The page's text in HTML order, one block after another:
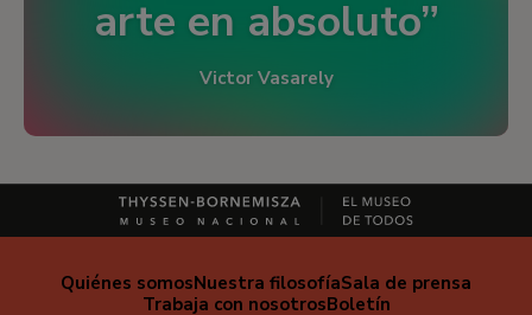
arte en absoluto
Victor Vasarely
Quiénes somosNuestra filosofíaSala de prensa
Trabaja con nosotrosBoletín